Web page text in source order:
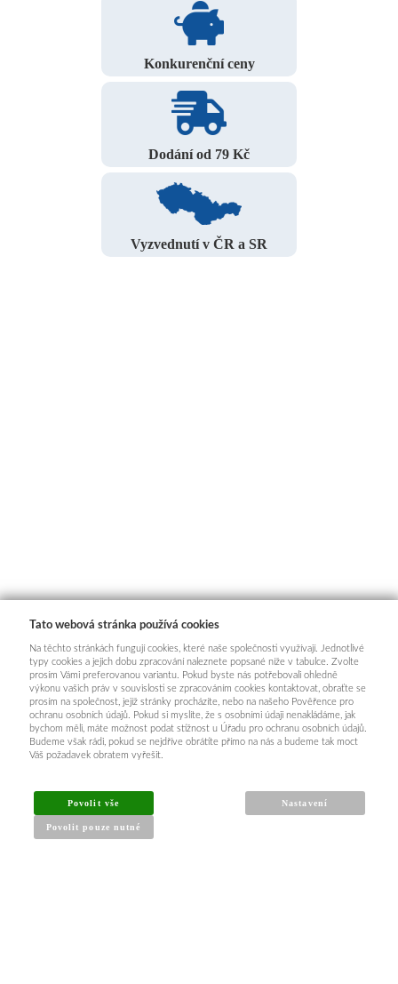
Konkurenční ceny
Dodání od 79 Kč
Vyzvednutí v ČR a SR
Tato webová stránka používá cookies
Na těchto stránkách fungují cookies, které naše společnosti využívají. Jednotlivé
typy cookies a jejich dobu zpracování naleznete popsané níže v tabulce. Zvolte
prosím Vámi preferovanou variantu. Pokud byste nás potřebovali ohledně
výkonu vašich práv v souvislosti se zpracováním cookies kontaktovat, obraťte se
prosím na společnost, jejíž stránky procházíte, nebo na našeho Pověřence pro
ochranu osobních údajů. Pokud si myslíte, že s osobními údaji nenakládáme, jak
bychom měli, máte možnost podat stížnost u Úřadu pro ochranu osobních údajů.
Budeme však rádi, pokud se nejdříve obrátíte přímo na nás a budeme tak moct
Váš požadavek obratem vyřešit.
Povolit vše
Povolit pouze nutné
Nastavení